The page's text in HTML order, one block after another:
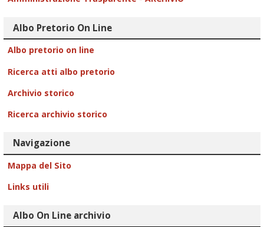
Albo Pretorio On Line
Albo pretorio on line
Ricerca atti albo pretorio
Archivio storico
Ricerca archivio storico
Navigazione
Mappa del Sito
Links utili
Albo On Line archivio